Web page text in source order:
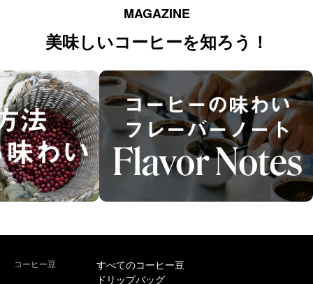
MAGAZINE
美味しいコーヒーを知ろう！
コーヒー豆
すべてのコーヒー豆
ドリップバッグ